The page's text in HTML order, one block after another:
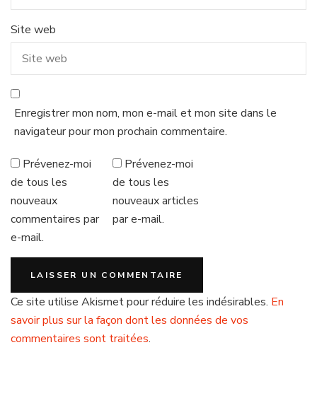
Site web
Enregistrer mon nom, mon e-mail et mon site dans le
navigateur pour mon prochain commentaire.
Prévenez-moi
de tous les
nouveaux
commentaires par
e-mail.
Prévenez-moi
de tous les
nouveaux articles
par e-mail.
Ce site utilise Akismet pour réduire les indésirables. En
savoir plus sur la façon dont les données de vos
commentaires sont traitées.